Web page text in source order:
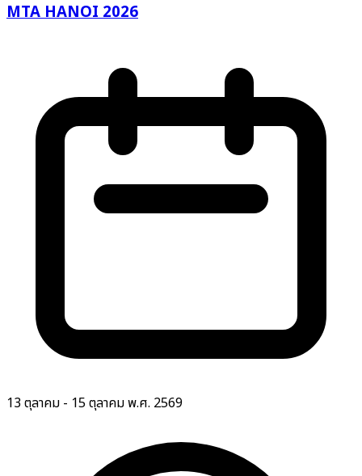
MTA HANOI 2026
13 ตุลาคม - 15 ตุลาคม พ.ศ. 2569